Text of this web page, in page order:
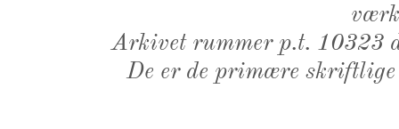
Arkivet rummer p.t. 10323
De er de primære